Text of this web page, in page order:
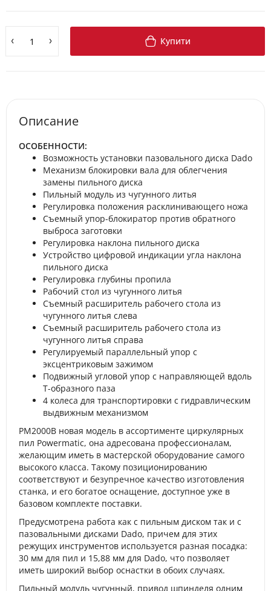
Купити
Описание
ОСОБЕННОСТИ:
Возможность установки пазовального диска Dado
Механизм блокировки вала для облегчения
замены пильного диска
Пильный модуль из чугунного литья
Регулировка положения расклинивающего ножа
Съемный упор-блокиратор против обратного
выброса заготовки
Регулировка наклона пильного диска
Устройство цифровой индикации угла наклона
пильного диска
Регулировка глубины пропила
Рабочий стол из чугунного литья
Съемный расширитель рабочего стола из
чугунного литья слева
Съемный расширитель рабочего стола из
чугунного литья справа
Регулируемый параллельный упор с
эксцентриковым зажимом
Подвижный угловой упор с направляющей вдоль
Т-образного паза
4 колеса для транспортировки с гидравлическим
выдвижным механизмом
PM2000B новая модель в ассортименте циркулярных
пил Powermatic, она адресована профессионалам,
желающим иметь в мастерской оборудование самого
высокого класса. Такому позиционированию
соответствуют и безупречное качество изготовления
станка, и его богатое оснащение, доступное уже в
базовом комплекте поставки.
Предусмотрена работа как с пильным диском так и с
пазовальными дисками Dado, причем для этих
режущих инструментов используется разная посадка:
30 мм для пил и 15,88 мм для Dado, что позволяет
иметь широкий выбор оснастки в обоих случаях.
Пильный модуль чугунный, привод шпинделя одним